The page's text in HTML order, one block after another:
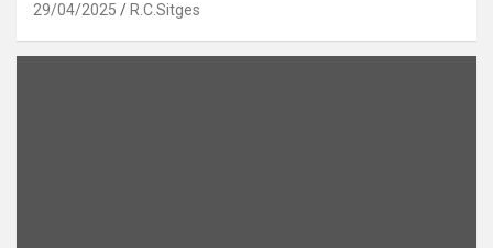
29/04/2025 R.C.Sitges